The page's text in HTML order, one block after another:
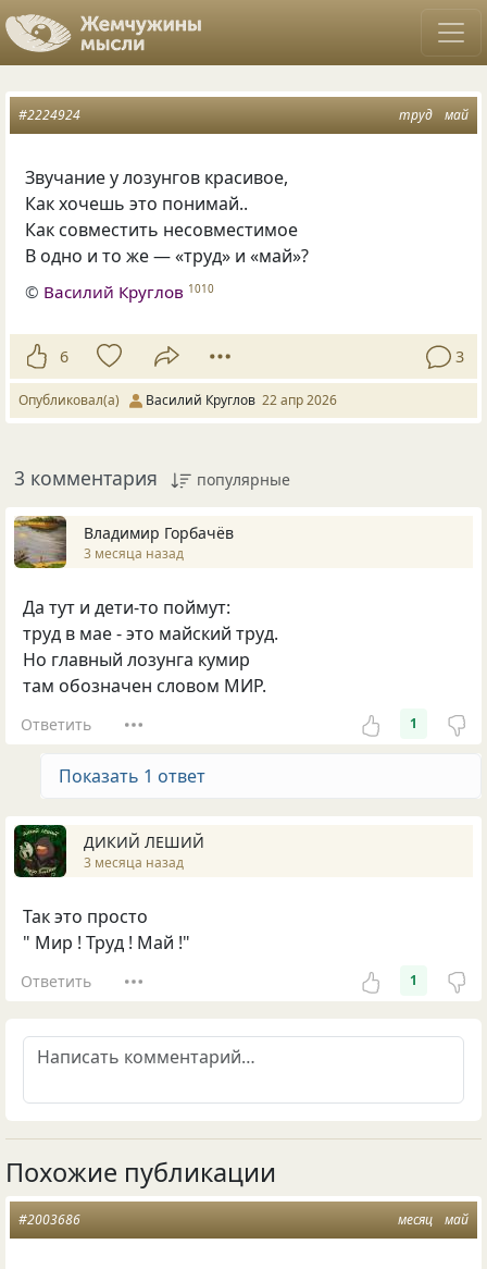
труд май
#2224924
Звучание у лозунгов красивое,
Как хочешь это понимай..
Как совместить несовместимое
В одно и то же — «труд» и «май»?
© Василий Круглов 1010
6 3
Опубликовал(а) Василий Круглов 22 апр 2026
3 комментария популярные
Владимир Горбачёв
3 месяца назад
Да тут и дети-то поймут:
труд в мае - это майский труд.
Но главный лозунга кумир
там обозначен словом МИР.
Ответить 1
Показать 1 ответ
ДИКИЙ ЛЕШИЙ
3 месяца назад
Так это просто
" Мир ! Труд ! Май !"
Ответить 1
Похожие публикации
месяц май
#2003686